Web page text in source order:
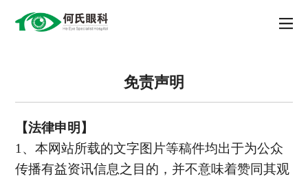
免责声明
【法律申明】
1 、本网站所载的文字图片等稿件均出于为公众
传播有益资讯信息之目的，并不意味着赞同其观